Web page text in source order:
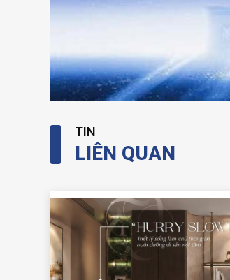
TIN
LIÊN QUAN